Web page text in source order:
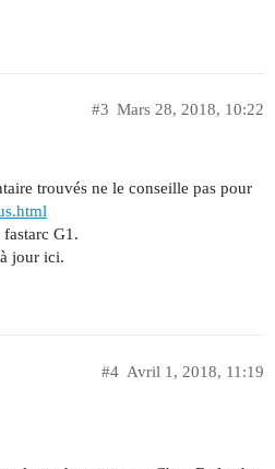
Mars 28, 2018, 10:22
#3
trouvés ne le conseille pas pour
G1.
jour ici.
Avril 1, 2018, 11:19
#4